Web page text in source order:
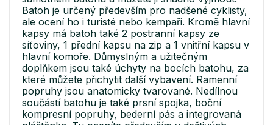
Batoh je určený především pro nadšené cyklisty,
ale ocení ho i turisté nebo kempaři. Kromě hlavní
kapsy má batoh také 2 postranní kapsy ze
síťoviny, 1 přední kapsu na zip a 1 vnitřní kapsu v
hlavní komoře. Důmyslným a užitečným
doplňkem jsou také úchyty na bocích batohu, za
které můžete přichytit další vybavení. Ramenní
popruhy jsou anatomicky tvarované. Nedílnou
součástí batohu je také prsní spojka, boční
kompresní popruhy, bederní pás a integrovaná